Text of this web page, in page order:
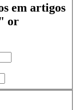
em artigos
or